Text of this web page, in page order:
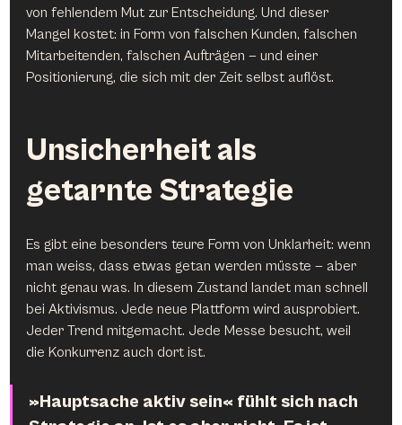
von fehlendem Mut zur Entscheidung. Und dieser
Mangel kostet: in Form von falschen Kunden, falschen
Mitarbeitenden, falschen Aufträgen — und einer
Positionierung, die sich mit der Zeit selbst auflöst.
Unsicherheit als
getarnte Strategie
Es gibt eine besonders teure Form von Unklarheit: wenn
man weiss, dass etwas getan werden müsste — aber
nicht genau was. In diesem Zustand landet man schnell
bei Aktivismus. Jede neue Plattform wird ausprobiert.
Jeder Trend mitgemacht. Jede Messe besucht, weil
die Konkurrenz auch dort ist.
»Hauptsache aktiv sein« fühlt sich nach